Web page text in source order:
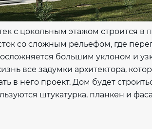
с цокольным этажом строится в
со сложным рельефом, где
большим уклоном и
все задумки архитектора,
в него проект. Дом будет
штукатурка, планкен и